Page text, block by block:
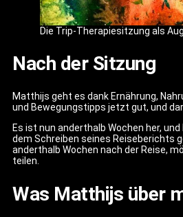
Die Trip-Therapiesitzung als
Nach der Sitzung
Matthijs geht es dank Ernährung,
und Bewegungstipps jetzt gut, und
Es ist nun anderthalb Wochen her,
dem Schreiben seines Reiseberichts
anderthalb Wochen nach der Reise,
teilen.
Was Matthijs über